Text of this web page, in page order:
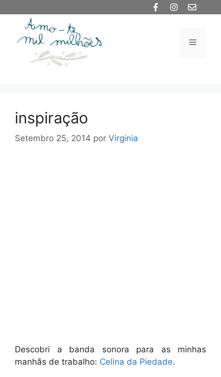
conteúdo
Menu
inspiração
Setembro 25, 2014 por Virginia
Descobri a banda sonora para as minhas
manhãs de trabalho: Celina da Piedade.